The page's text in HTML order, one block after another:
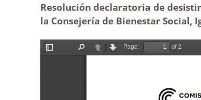
Resolución declaratoria de
la Consejería de Bienestar Social,